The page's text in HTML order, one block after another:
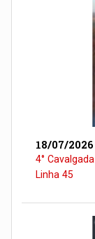
18/07/2026
4°
Linha 45